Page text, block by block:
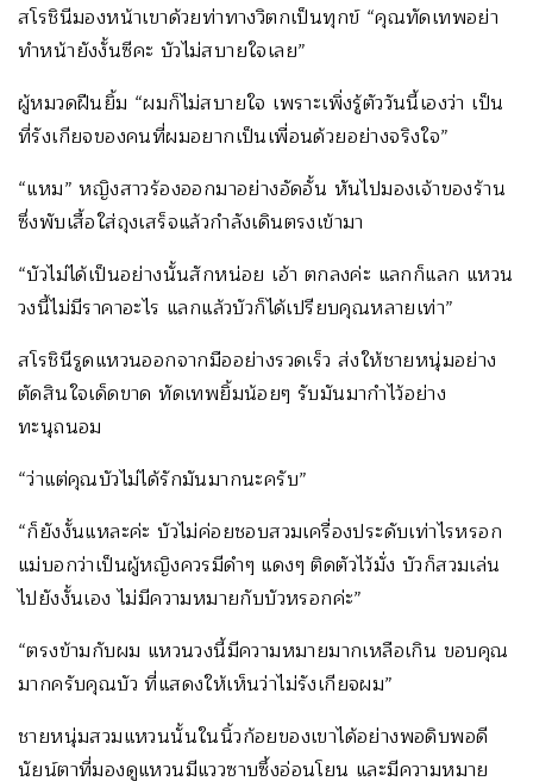
สโรชินีมองหน้าเขาด้วยท่าทางวิตกเป็นทุกข์ “คุณทัดเทพอย่า
ทำหน้ายังงั้นซีคะ บัวไม่สบายใจเลย”
ผู้หมวดฝืนยิ้ม “ผมก็ไม่สบายใจ เพราะเพิ่งรู้ตัววันนี้เองว่า เป็น
ที่รังเกียจของคนที่ผมอยากเป็นเพื่อนด้วยอย่างจริงใจ”
“แหม” หญิงสาวร้องออกมาอย่างอัดอั้น หันไปมองเจ้าของร้าน
ซึ่งพับเสื้อใส่ถุงเสร็จแล้วกำลังเดินตรงเข้ามา
“บัวไม่ได้เป็นอย่างนั้นสักหน่อย เอ้า ตกลงค่ะ แลกก็แลก แหวน
วงนี้ไม่มีราคาอะไร แลกแล้วบัวก็ได้เปรียบคุณหลายเท่า”
สโรชินีรูดแหวนออกจากมืออย่างรวดเร็ว ส่งให้ชายหนุ่มอย่าง
ตัดสินใจเด็ดขาด ทัดเทพยิ้มน้อยๆ รับมันมากำไว้อย่าง
ทะนุถนอม
“ว่าแต่คุณบัวไม่ได้รักมันมากนะครับ”
“ก็ยังงั้นแหละค่ะ บัวไม่ค่อยชอบสวมเครื่องประดับเท่าไรหรอก
แม่บอกว่าเป็นผู้หญิงควรมีดำๆ แดงๆ ติดตัวไว้มั่ง บัวก็สวมเล่น
ไปยังงั้นเอง ไม่มีความหมายกับบัวหรอกค่ะ”
“ตรงข้ามกับผม แหวนวงนี้มีความหมายมากเหลือเกิน ขอบคุณ
มากครับคุณบัว ที่แสดงให้เห็นว่าไม่รังเกียจผม”
ชายหนุ่มสวมแหวนนั้นในนิ้วก้อยของเขาได้อย่างพอดิบพอดี
นัยน์ตาที่มองดูแหวนมีแววซาบซึ้งอ่อนโยน และมีความหมาย